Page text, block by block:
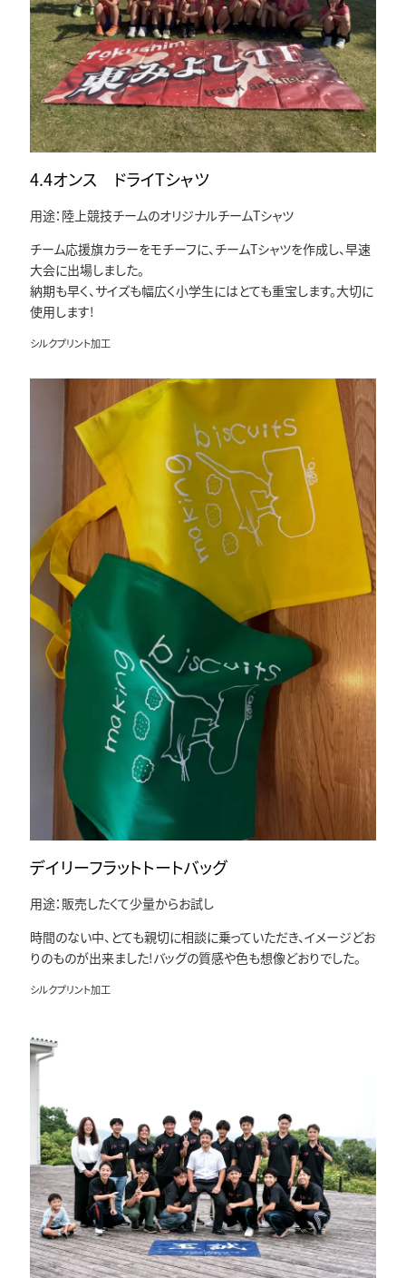
4.4オンス ドライTシャツ
用途：陸上競技チームのオリジナルチームTシャツ
チーム応援旗カラーをモチーフに、チームTシャツを作成し、早速
大会に出場しました。
納期も早く、サイズも幅広く小学生にはとても重宝します。大切に
使用します!
シルクプリント加工
デイリーフラットトートバッグ
用途：販売したくて少量からお試し
時間のない中、とても親切に相談に乗っていただき、イメージどお
りのものが出来ました!バッグの質感や色も想像どおりでした。
シルクプリント加工